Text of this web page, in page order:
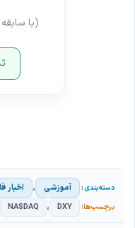
(با
آموزشی ، اخبار
DXY ، NASDAQ